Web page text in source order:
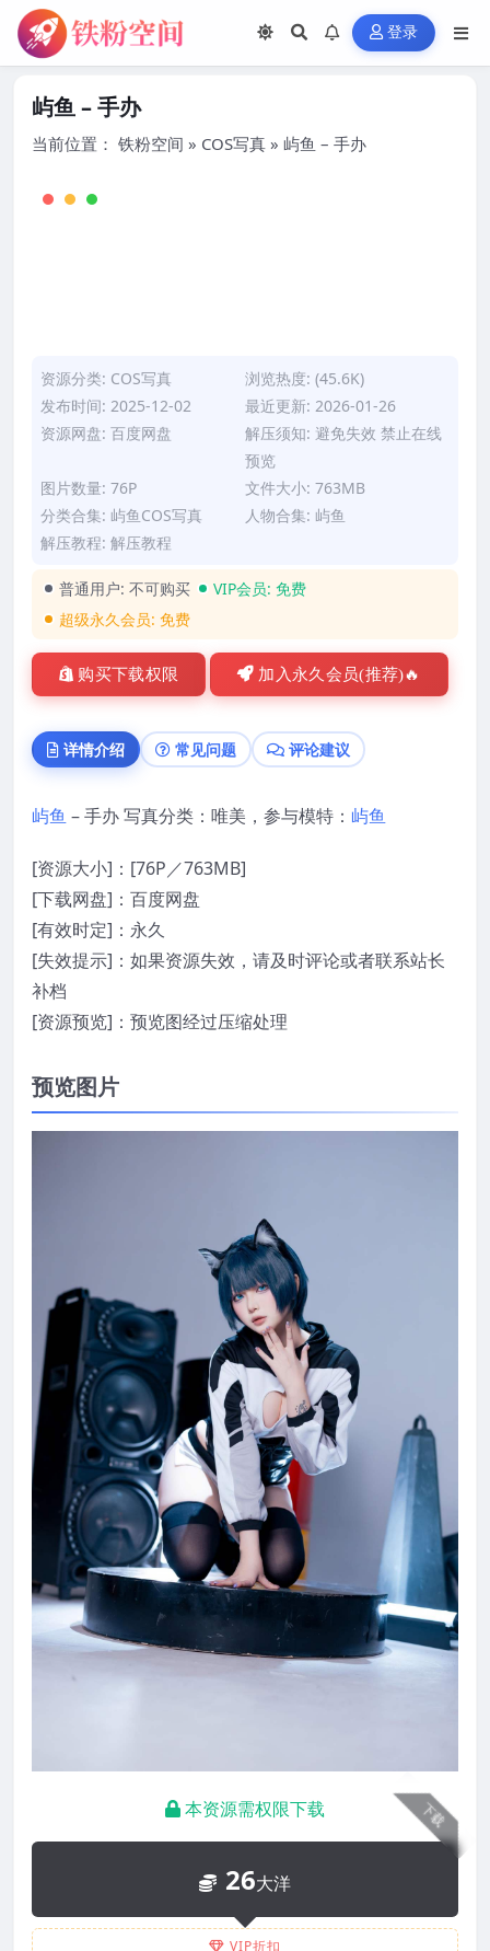
登录
屿鱼 – 手办
当前位置： 铁粉空间 » COS写真 » 屿鱼 – 手办
资源分类: COS写真
浏览热度: (45.6K)
发布时间: 2025-12-02
最近更新: 2026-01-26
资源网盘: 百度网盘
解压须知: 避免失效 禁止在线
预览
图片数量: 76P
文件大小: 763MB
分类合集: 屿鱼COS写真 人物合集: 屿鱼
解压教程: 解压教程
普通用户: 不可购买 VIP会员: 免费
超级永久会员: 免费
购买下载权限 加入永久会员(推荐)🔥
详情介绍 常见问题 评论建议
屿鱼 – 手办 写真分类：唯美，参与模特： 屿鱼
[资源大小]：[76P／763MB]
[下载网盘]：百度网盘
[有效时定]：永久
[失效提示]：如果资源失效，请及时评论或者联系站长
补档
[资源预览]：预览图经过压缩处理
预览图片
下载
本资源需权限下载
26大洋
VIP折扣